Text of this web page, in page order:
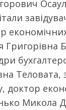
Григорівна
Теловата,
доктор
Микола